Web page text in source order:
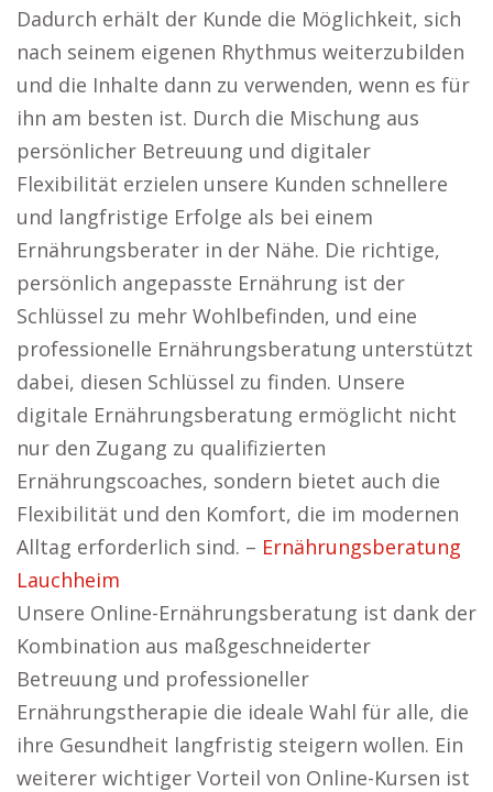
Dadurch erhält der Kunde die Möglichkeit, sich
nach seinem eigenen Rhythmus weiterzubilden
und die Inhalte dann zu verwenden, wenn es für
ihn am besten ist. Durch die Mischung aus
persönlicher Betreuung und digitaler
Flexibilität erzielen unsere Kunden schnellere
und langfristige Erfolge als bei einem
Ernährungsberater in der Nähe. Die richtige,
persönlich angepasste Ernährung ist der
Schlüssel zu mehr Wohlbefinden, und eine
professionelle Ernährungsberatung unterstützt
dabei, diesen Schlüssel zu finden. Unsere
digitale Ernährungsberatung ermöglicht nicht
nur den Zugang zu qualifizierten
Ernährungscoaches, sondern bietet auch die
Flexibilität und den Komfort, die im modernen
Alltag erforderlich sind. – Ernährungsberatung
Lauchheim
Unsere Online-Ernährungsberatung ist dank der
Kombination aus maßgeschneiderter
Betreuung und professioneller
Ernährungstherapie die ideale Wahl für alle, die
ihre Gesundheit langfristig steigern wollen. Ein
weiterer wichtiger Vorteil von Online-Kursen ist